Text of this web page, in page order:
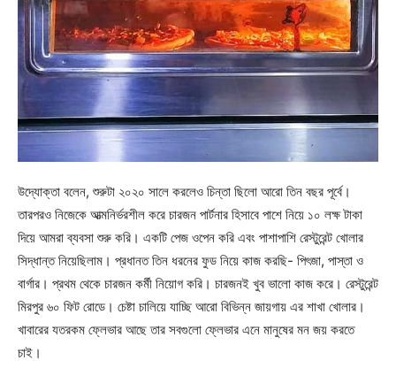
উদ্যোক্তা বলেন, শুরুটা ২০২০ সালে করলেও চিন্তা ছিলো আরো তিন বছর পূর্বে।
তারপরও নিজেকে আত্মনির্ভরশীল করে চারজন পার্টনার হিসাবে পাশে নিয়ে ১০ লক্ষ টাকা
দিয়ে আমরা ব্যবসা শুরু করি। একটি পেজ ওপেন করি এবং পাশাপাশি রেস্টুরেন্ট খোলার
সিদ্ধান্ত নিয়েছিলাম। প্রধানত তিন ধরনের ফুড নিয়ে কাজ করছি- পিৎজা, পাস্তা ও
বার্গার। প্রথম থেকে চারজন কর্মী নিয়োগ করি। চারজনই খুব ভালো কাজ করে। রেস্টুরেন্ট
মিরপুর ৬০ ফিট রোডে। চেষ্টা চালিয়ে যাচ্ছি আরো বিভিন্ন জায়গায় এর শাখা খোলার।
খাবারের যতরকম ফ্লেভার আছে তার সবগুলো ফ্লেভার এনে মানুষের মন জয় করতে
চাই।